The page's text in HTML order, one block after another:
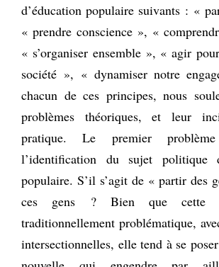
d’éducation populaire suivants : «
« prendre conscience », «
« s’organiser ensemble », « agir
société », « dynamiser notre
chacun de ces principes, nous
problèmes théoriques, et leur
pratique. Le premier
l’identification du sujet politique
populaire. S’il s’agit de « partir des
ces gens ? Bien que cette
traditionnellement problématique,
intersectionnelles, elle tend à se